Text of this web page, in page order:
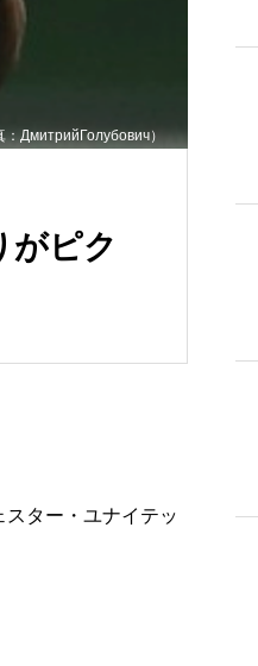
ДмитрийГолубович）
がピク
ター・ユナイテッ